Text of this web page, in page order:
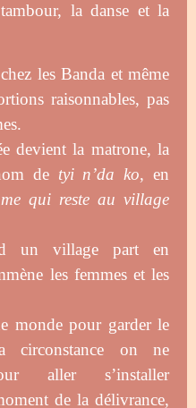
la danse et la
les Banda et même
raisonnables, pas
devient la matrone, la
de tyi n’da ko, en
qui reste au village
un village part en
les femmes et les
monde pour garder le
circonstance on ne
aller s’installer
de la délivrance,